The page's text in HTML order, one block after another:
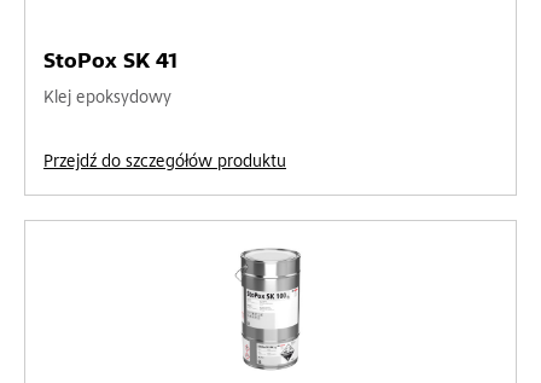
StoPox SK 41
Klej epoksydowy
Przejdź do szczegółów produktu